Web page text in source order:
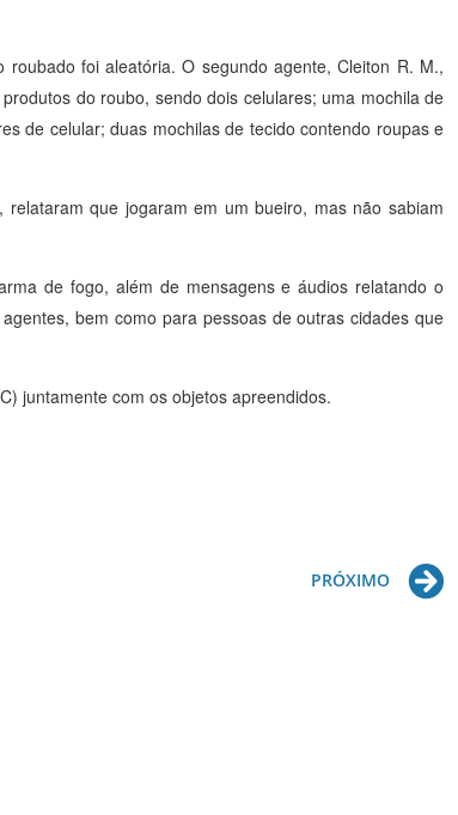
foi aleatória. O segundo agente, Cleiton R. M.,
do roubo, sendo dois celulares; uma mochila de
de celular; duas mochilas de tecido contendo roupas e
que jogaram em um bueiro, mas não sabiam
de fogo, além de mensagens e áudios relatando o
bem como para pessoas de outras cidades que
juntamente com os objetos apreendidos.
PRÓXIMO